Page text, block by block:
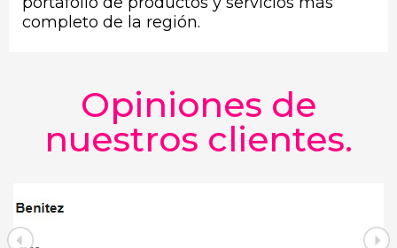
completo de la región.
Opiniones de
nuestros clientes.